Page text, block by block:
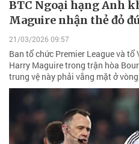
BTC Ngoại hạng Anh
Maguire nhận thẻ đỏ
21/03/2026 09:57
Ban tổ chức Premier League và tổ
Harry Maguire trong trận hòa
trung vệ này phải vắng mặt ở